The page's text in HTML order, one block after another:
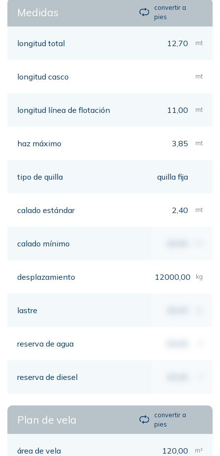
Medidas
convertir a
pies
longitud total 12,70 mt
longitud casco mt
longitud línea de flotación 11,00 mt
haz máximo 3,85 mt
tipo de quilla quilla fija
calado estándar 2,40 mt
calado mínimo
desplazamiento 12000,00 kg
lastre
reserva de agua
reserva de diesel
Plan de vela
convertir a
pies
área de vela 120,00 m²